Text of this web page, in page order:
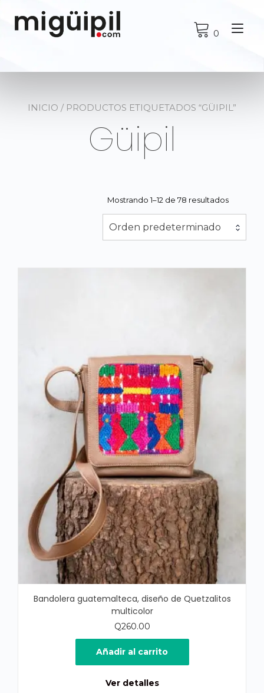
0
INICIO / PRODUCTOS ETIQUETADOS “GÜIPIL”
Güipil
Mostrando 1–12 de 78 resultados
Orden predeterminado
Bandolera guatemalteca, diseño de Quetzalitos
multicolor
Q260.00
Añadir al carrito
Ver detalles